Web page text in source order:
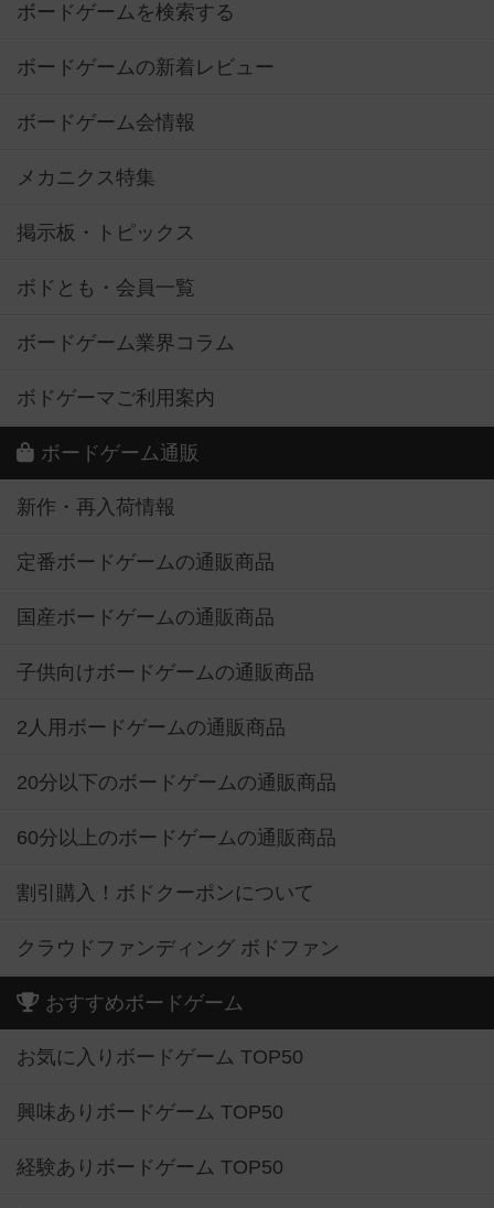
ボードゲームを検索する
ボードゲームの新着レビュー
ボードゲーム会情報
メカニクス特集
掲示板・トピックス
ボドとも・会員一覧
ボードゲーム業界コラム
ボドゲーマご利用案内
ボードゲーム通販
新作・再入荷情報
定番ボードゲームの通販商品
国産ボードゲームの通販商品
子供向けボードゲームの通販商品
2人用ボードゲームの通販商品
20分以下のボードゲームの通販商品
60分以上のボードゲームの通販商品
割引購入！ボドクーポンについて
クラウドファンディング ボドファン
おすすめボードゲーム
お気に入りボードゲーム TOP50
興味ありボードゲーム TOP50
経験ありボードゲーム TOP50